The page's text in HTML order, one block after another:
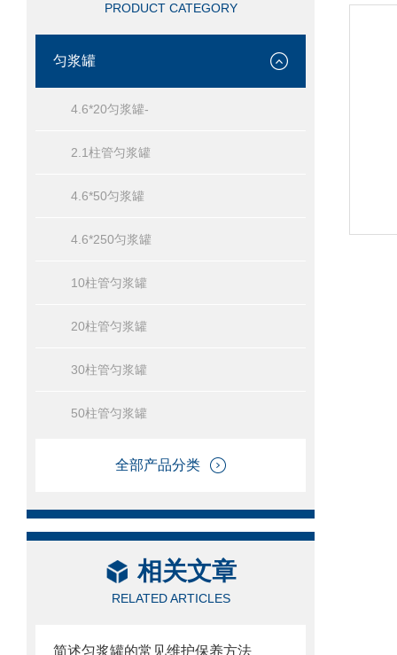
PRODUCT CATEGORY
匀浆罐
4.6*20匀浆罐-
2.1柱管匀浆罐
4.6*50匀浆罐
4.6*250匀浆罐
10柱管匀浆罐
20柱管匀浆罐
30柱管匀浆罐
50柱管匀浆罐
全部产品分类
相关文章
RELATED ARTICLES
简述匀浆罐的常见维护保养方法